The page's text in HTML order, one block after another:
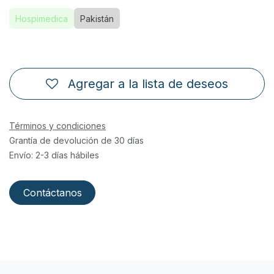
Hospimedica Pakistán
Agregar a la lista de deseos
Términos y condiciones
Grantía de devolución de 30 días
Envío: 2-3 días hábiles
Contáctanos